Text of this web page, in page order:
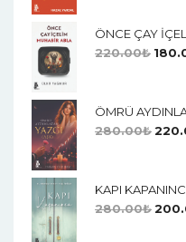
ÖNCE ÇAY
220.00₺
ÖMRÜ
280.00₺
KAPI
280.00₺